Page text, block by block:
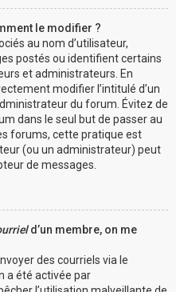
le modifier ?
au nom d’utilisateur,
postés ou identifient certains
et administrateurs. En
modifier l’intitulé d’un
du forum. Évitez de
dans le seul but de passer au
forums, cette pratique est
(ou un administrateur) peut
de messages.
d’un membre, on me
des courriels via le
a été activée par